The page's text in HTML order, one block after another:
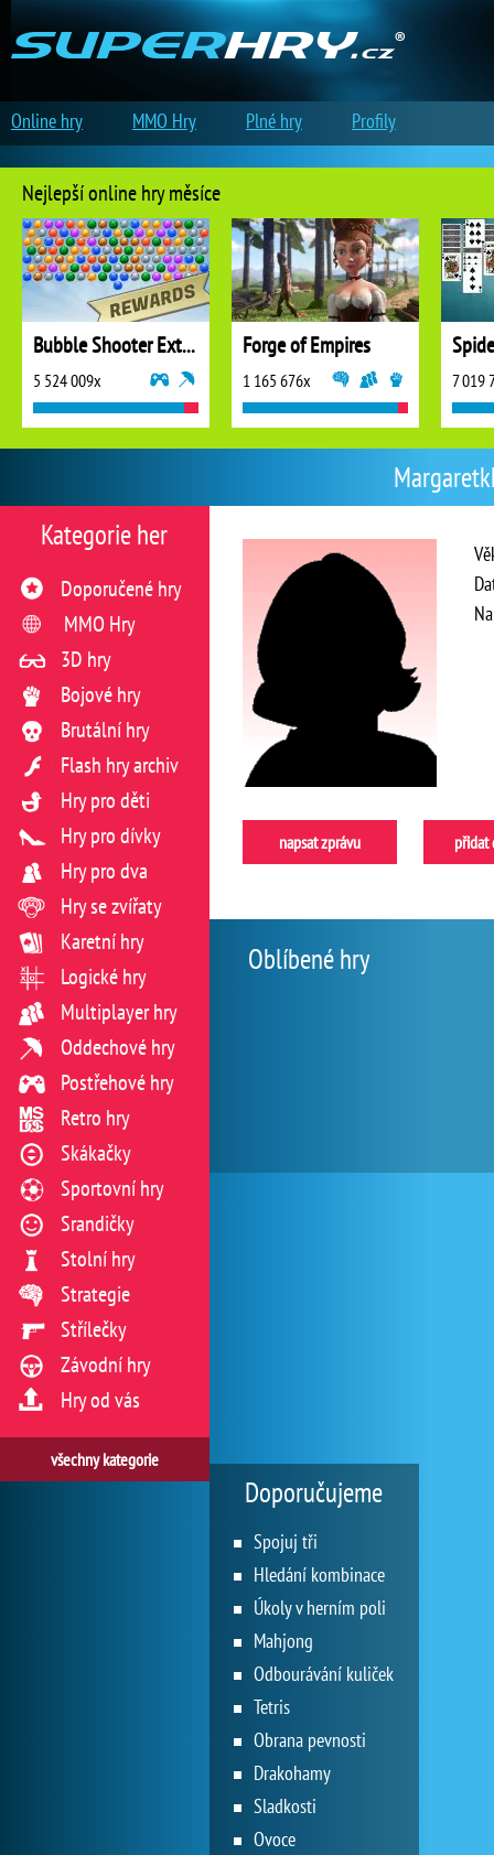
napsat zprávu přidat
Oblíbené hry
Kategorie her
Doporučené hry
MMO Hry
3D hry
Bojové hry
Brutální hry
Flash hry archiv
Hry pro děti
Hry pro dívky
Hry pro dva
Hry se zvířaty
Karetní hry
Logické hry
Multiplayer hry
Oddechové hry
Postřehové hry
Retro hry
Skákačky
Sportovní hry
Srandičky
Stolní hry
Strategie
Střílečky
Závodní hry
Hry od vás
všechny kategorie
Doporučujeme
Spojuj tři
Hledání kombinace
Úkoly v herním poli
Mahjong
Odbourávání kuliček
Tetris
Obrana pevnosti
Drakohamy
Sladkosti
Ovoce
Nejlepší online hry měsíce
Bubble Shooter Extreme
5 524 009x
Forge of Empires
1 165 676x 7 019
Online hry MMO Hry Plné hry Profily